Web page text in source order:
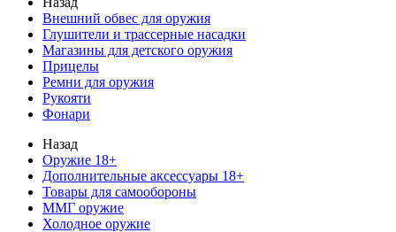
Внешний обвес для оружия
Глушители и трассерные насадки
Магазины для детского оружия
Прицелы
Ремни для оружия
Рукояти
Фонари
Назад
Оружие 18+
Дополнительные аксессуары 18+
Товары для самообороны
ММГ оружие
Холодное оружие